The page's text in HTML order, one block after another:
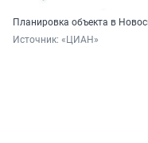
Планировка объекта в
Источник: «ЦИАН»